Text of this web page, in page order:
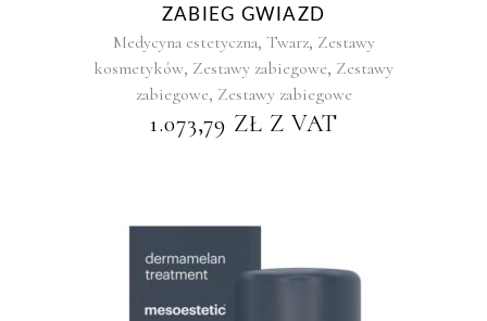
ZABIEG GWIAZD
Medycyna estetyczna, Twarz, Zestawy
kosmetyków, Zestawy zabiegowe, Zestawy
zabiegowe, Zestawy zabiegowe
1.073,79 ZŁ Z VAT